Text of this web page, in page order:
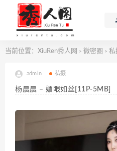
当前位置： XiuRen秀人网 > 微密圈 > 私
admin 私摄
杨晨晨 – 媚眼如丝[11P-5MB]